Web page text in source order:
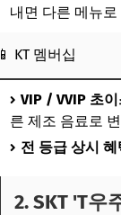
내면 다른 메뉴
📱 KT 멤버십
VIP / VVIP 초
른 제조 음료로
전 등급 상시 혜
2. SKT 'T우